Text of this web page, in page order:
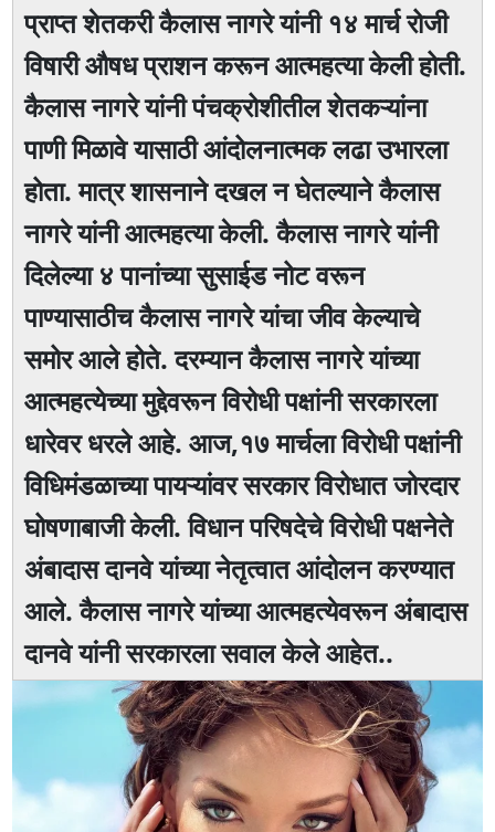
प्राप्त शेतकरी कैलास नागरे यांनी १४ मार्च रोजी
विषारी औषध प्राशन करून आत्महत्या केली होती.
कैलास नागरे यांनी पंचक्रोशीतील शेतकऱ्यांना
पाणी मिळावे यासाठी आंदोलनात्मक लढा उभारला
होता. मात्र शासनाने दखल न घेतल्याने कैलास
नागरे यांनी आत्महत्या केली. कैलास नागरे यांनी
दिलेल्या ४ पानांच्या सुसाईड नोट वरून
पाण्यासाठीच कैलास नागरे यांचा जीव केल्याचे
समोर आले होते. दरम्यान कैलास नागरे यांच्या
आत्महत्येच्या मुद्देवरून विरोधी पक्षांनी सरकारला
धारेवर धरले आहे. आज,१७ मार्चला विरोधी पक्षांनी
विधिमंडळाच्या पायऱ्यांवर सरकार विरोधात जोरदार
घोषणाबाजी केली. विधान परिषदेचे विरोधी पक्षनेते
अंबादास दानवे यांच्या नेतृत्वात आंदोलन करण्यात
आले. कैलास नागरे यांच्या आत्महत्येवरून अंबादास
दानवे यांनी सरकारला सवाल केले आहेत..